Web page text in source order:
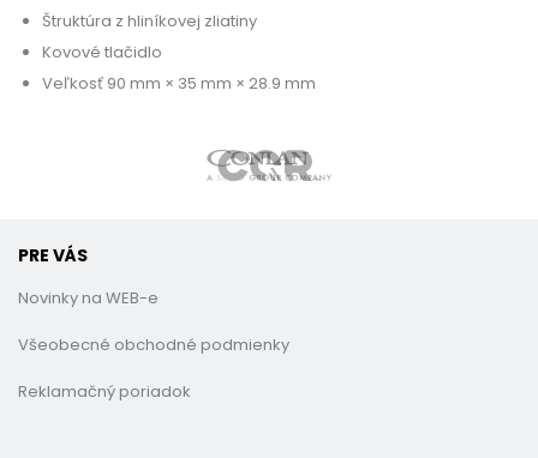
Štruktúra z hliníkovej zliatiny
Kovové tlačidlo
Veľkosť 90 mm × 35 mm × 28.9 mm
PRE VÁS
Novinky na WEB-e
Všeobecné obchodné podmienky
Reklamačný poriadok